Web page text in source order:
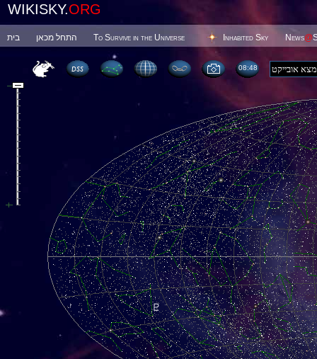
WIKISKY.ORG
בית התחל מכאן To Survive in the Universe Inhabited Sky News@
08 48